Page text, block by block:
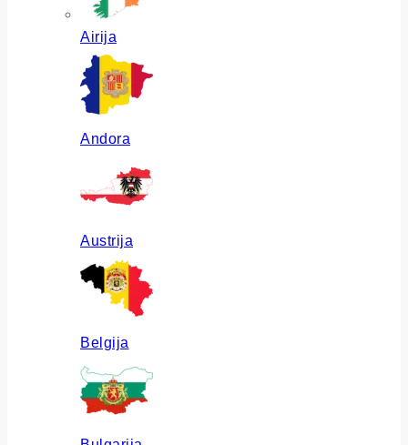
Airija
Andora
Austrija
Belgija